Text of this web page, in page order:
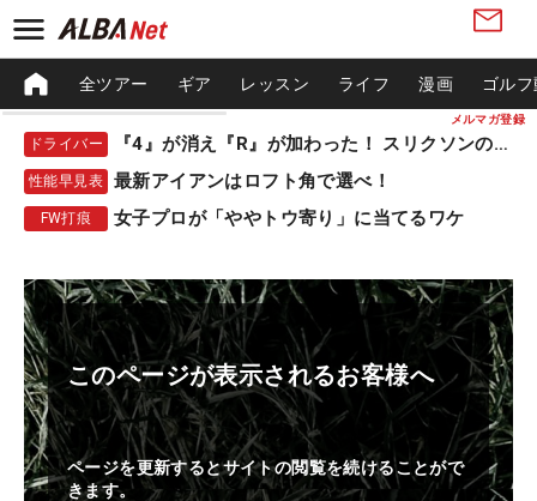
メルマガ登録
全ツアー ギア レッスン ライフ 漫画 ゴル
ドライバー 『4』が消え『R』が加わった！ スリクソンの新作
性能早見表 最新アイアンはロフト角で選べ！
FW打痕 女子プロが「ややトウ寄り」に当てるワケ
このページが表示されるお客様へ
ページを更新するとサイトの閲覧を続けることがで
きます。